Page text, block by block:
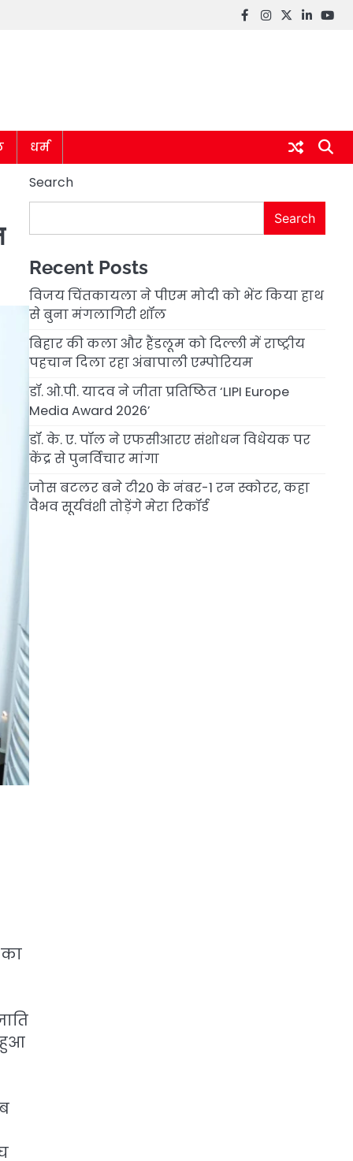
Facebook
instagram
twitter
linkedin
धर्म
हुआ
Search
Search
Recent Posts
विजय चिंतकायला ने पीएम मोदी को भेंट किया हाथ
से बुना मंगलागिरी शॉल
बिहार की कला और हैंडलूम को दिल्ली में राष्ट्रीय
पहचान दिला रहा अंबापाली एम्पोरियम
डॉ. ओ.पी. यादव ने जीता प्रतिष्ठित ‘LIPI Europe
Media Award 2026’
डॉ. के. ए. पॉल ने एफसीआरए संशोधन विधेयक पर
केंद्र से पुनर्विचार मांगा
जोस बटलर बने टी20 के नंबर-1 रन स्कोरर, कहा
वैभव सूर्यवंशी तोड़ेंगे मेरा रिकॉर्ड